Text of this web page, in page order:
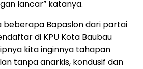
lancar” katanya.
beberapa Bapaslon dari partai
di KPU Kota Baubau
kita inginnya tahapan
tanpa anarkis, kondusif dan